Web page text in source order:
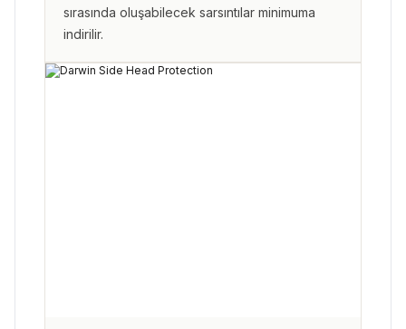
sırasında oluşabilecek sarsıntılar minimuma
indirilir.